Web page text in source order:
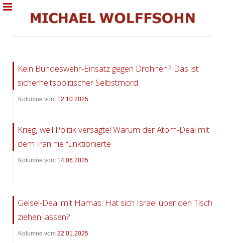
Kein Bundeswehr-Einsatz gegen Drohnen? Das ist
sicherheitspolitischer Selbstmord
Kolumne vom 12.10.2025
Krieg, weil Politik versagte! Warum der Atom-Deal mit
dem Iran nie funktionierte
Kolumne vom 14.06.2025
Geisel-Deal mit Hamas: Hat sich Israel über den Tisch
ziehen lassen?
Kolumne vom 22.01.2025